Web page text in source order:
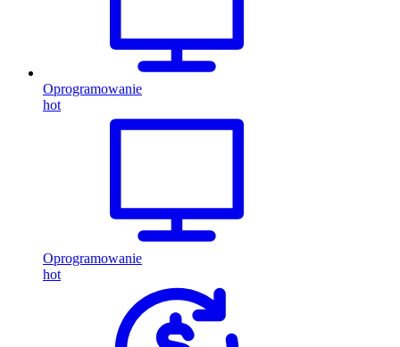
Oprogramowanie
hot
Oprogramowanie
hot